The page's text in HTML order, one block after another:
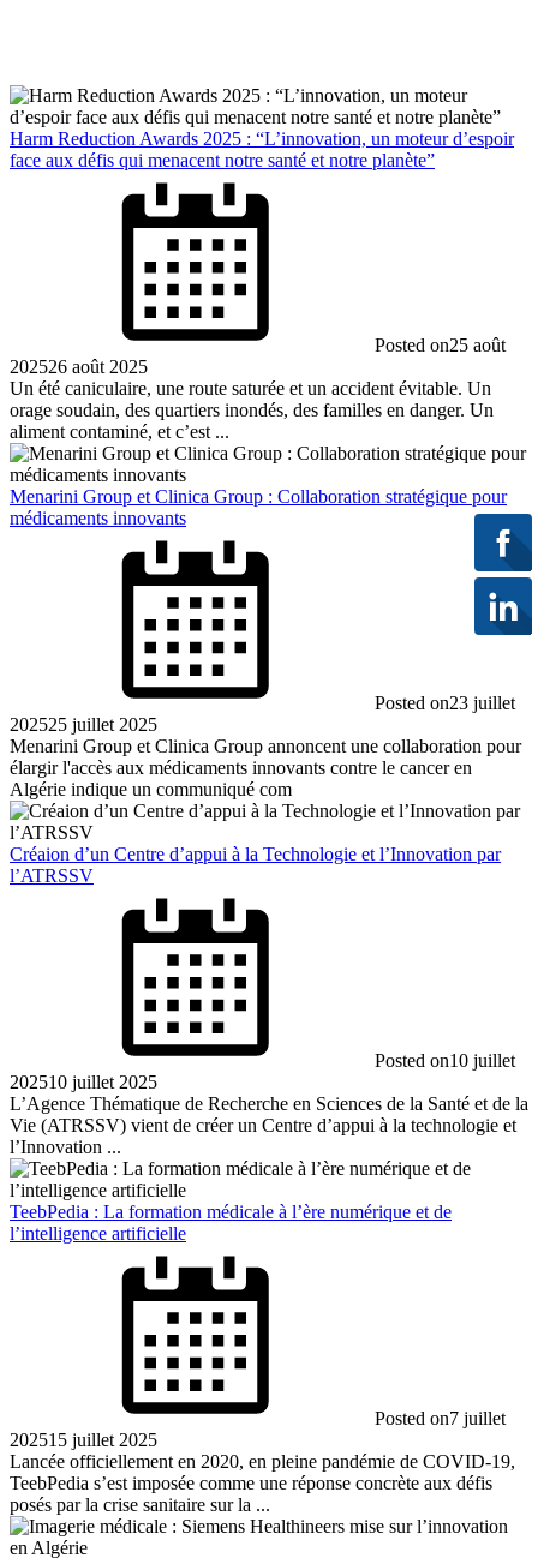
Harm Reduction Awards 2025 : “L’innovation, un moteur d’espoir
face aux défis qui menacent notre santé et notre planète”
Posted on25 août
202526 août 2025
Un été caniculaire, une route saturée et un accident évitable. Un
orage soudain, des quartiers inondés, des familles en danger. Un
aliment contaminé, et c’est ...
Menarini Group et Clinica Group : Collaboration stratégique pour
médicaments innovants
Posted on23 juillet
202525 juillet 2025
Menarini Group et Clinica Group annoncent une collaboration pour
élargir l'accès aux médicaments innovants contre le cancer en
Algérie indique un communiqué com
Créaion d’un Centre d’appui à la Technologie et l’Innovation par
l’ATRSSV
Posted on10 juillet
202510 juillet 2025
L’Agence Thématique de Recherche en Sciences de la Santé et de la
Vie (ATRSSV) vient de créer un Centre d’appui à la technologie et
l’Innovation ...
TeebPedia : La formation médicale à l’ère numérique et de
l’intelligence artificielle
Posted on7 juillet
202515 juillet 2025
Lancée officiellement en 2020, en pleine pandémie de COVID-19,
TeebPedia s’est imposée comme une réponse concrète aux défis
posés par la crise sanitaire sur la ...